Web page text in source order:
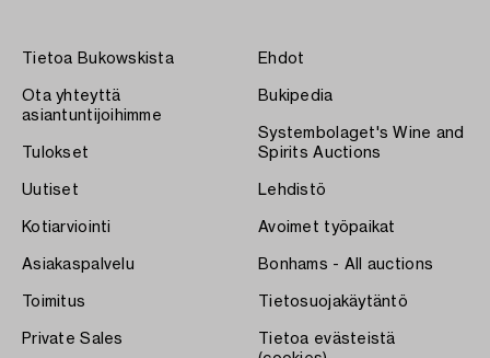
Tietoa Bukowskista
Ota yhteyttä
asiantuntijoihimme
Tulokset
Uutiset
Kotiarviointi
Asiakaspalvelu
Toimitus
Private Sales
Ehdot
Bukipedia
Systembolaget's Wine and
Spirits Auctions
Lehdistö
Avoimet työpaikat
Bonhams - All auctions
Tietosuojakäytäntö
Tietoa evästeistä